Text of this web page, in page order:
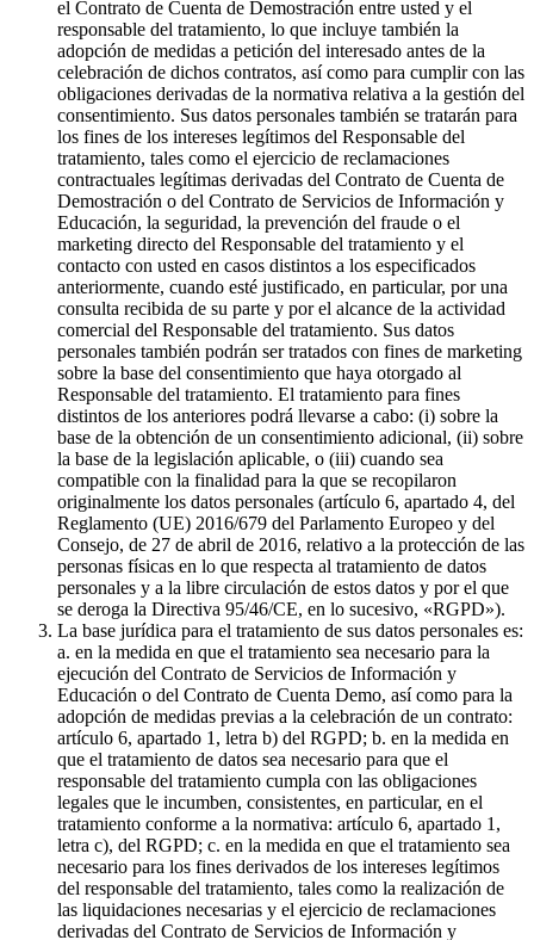
el Contrato de Cuenta de Demostración entre usted y el
responsable del tratamiento, lo que incluye también la
adopción de medidas a petición del interesado antes de la
celebración de dichos contratos, así como para cumplir con las
obligaciones derivadas de la normativa relativa a la gestión del
consentimiento. Sus datos personales también se tratarán para
los fines de los intereses legítimos del Responsable del
tratamiento, tales como el ejercicio de reclamaciones
contractuales legítimas derivadas del Contrato de Cuenta de
Demostración o del Contrato de Servicios de Información y
Educación, la seguridad, la prevención del fraude o el
marketing directo del Responsable del tratamiento y el
contacto con usted en casos distintos a los especificados
anteriormente, cuando esté justificado, en particular, por una
consulta recibida de su parte y por el alcance de la actividad
comercial del Responsable del tratamiento. Sus datos
personales también podrán ser tratados con fines de marketing
sobre la base del consentimiento que haya otorgado al
Responsable del tratamiento. El tratamiento para fines
distintos de los anteriores podrá llevarse a cabo: (i) sobre la
base de la obtención de un consentimiento adicional, (ii) sobre
la base de la legislación aplicable, o (iii) cuando sea
compatible con la finalidad para la que se recopilaron
originalmente los datos personales (artículo 6, apartado 4, del
Reglamento (UE) 2016/679 del Parlamento Europeo y del
Consejo, de 27 de abril de 2016, relativo a la protección de las
personas físicas en lo que respecta al tratamiento de datos
personales y a la libre circulación de estos datos y por el que
se deroga la Directiva 95/46/CE, en lo sucesivo, «RGPD»).
La base jurídica para el tratamiento de sus datos personales es:
a. en la medida en que el tratamiento sea necesario para la
ejecución del Contrato de Servicios de Información y
Educación o del Contrato de Cuenta Demo, así como para la
adopción de medidas previas a la celebración de un contrato:
artículo 6, apartado 1, letra b) del RGPD; b. en la medida en
que el tratamiento de datos sea necesario para que el
responsable del tratamiento cumpla con las obligaciones
legales que le incumben, consistentes, en particular, en el
tratamiento conforme a la normativa: artículo 6, apartado 1,
letra c), del RGPD; c. en la medida en que el tratamiento sea
necesario para los fines derivados de los intereses legítimos
del responsable del tratamiento, tales como la realización de
las liquidaciones necesarias y el ejercicio de reclamaciones
derivadas del Contrato de Servicios de Información y